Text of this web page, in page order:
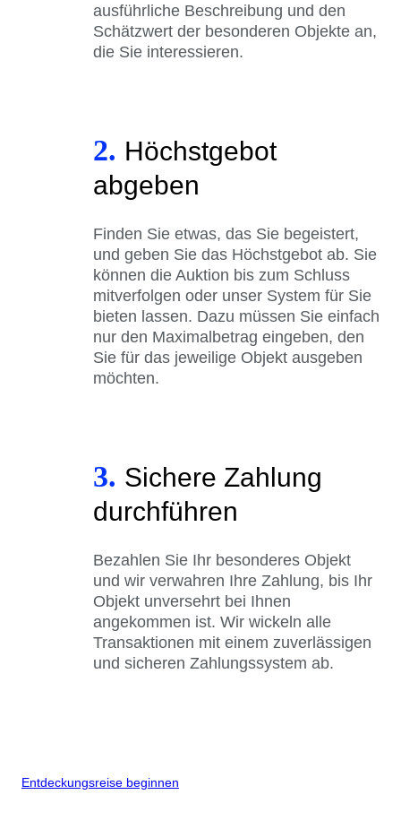
ausführliche Beschreibung und den
Schätzwert der besonderen Objekte an,
die Sie interessieren.
2. Höchstgebot
abgeben
Finden Sie etwas, das Sie begeistert,
und geben Sie das Höchstgebot ab. Sie
können die Auktion bis zum Schluss
mitverfolgen oder unser System für Sie
bieten lassen. Dazu müssen Sie einfach
nur den Maximalbetrag eingeben, den
Sie für das jeweilige Objekt ausgeben
möchten.
3. Sichere Zahlung
durchführen
Bezahlen Sie Ihr besonderes Objekt
und wir verwahren Ihre Zahlung, bis Ihr
Objekt unversehrt bei Ihnen
angekommen ist. Wir wickeln alle
Transaktionen mit einem zuverlässigen
und sicheren Zahlungssystem ab.
Entdeckungsreise beginnen